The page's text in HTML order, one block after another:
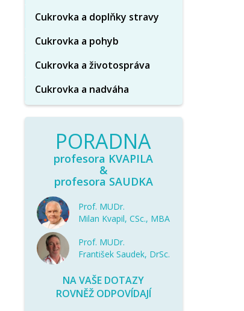
Cukrovka a doplňky stravy
Cukrovka a pohyb
Cukrovka a životospráva
Cukrovka a nadváha
PORADNA
profesora KVAPILA
&
profesora SAUDKA
Prof. MUDr.
Milan Kvapil, CSc., MBA
Prof. MUDr.
František Saudek, DrSc.
NA VAŠE DOTAZY
ROVNĚŽ ODPOVÍDAJÍ